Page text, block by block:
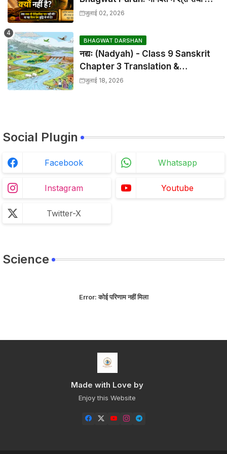
वर्णन क्यों नहीं है?
जुलाई 02, 2026
BHAGWAT DARSHAN
नद्यः (Nadyah) - Class 9 Sanskrit
Chapter 3 Translation &
Solutions
जुलाई 18, 2026
Social Plugin
Facebook Whatsapp
Instagram Youtube
Twitter-X
Science
Error:कोई परिणाम नहीं मिला
Made with Love by
Enjoy this Website